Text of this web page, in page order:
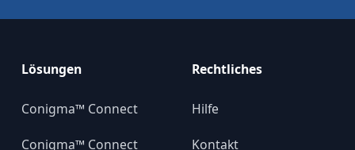
Lösungen
Conigma™ Connect
Conigma™ Connect
Rechtliches
Hilfe
Kontakt